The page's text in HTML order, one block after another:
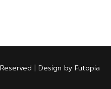
| Design by Futopia